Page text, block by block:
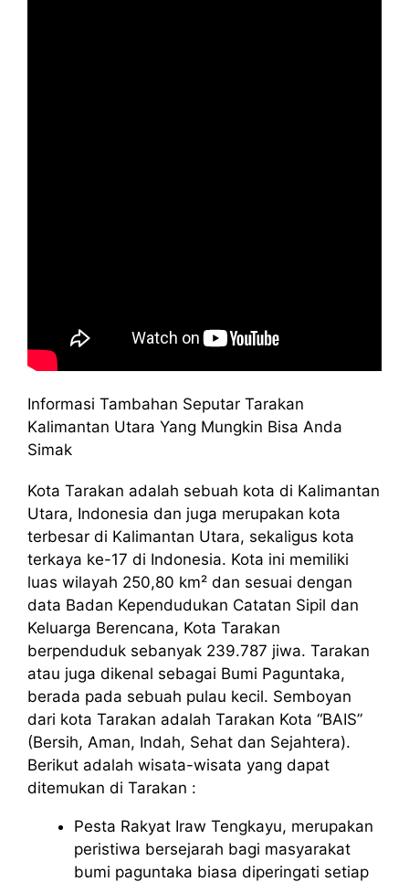
Informasi Tambahan Seputar Tarakan
Kalimantan Utara Yang Mungkin Bisa Anda
Simak
Kota Tarakan adalah sebuah kota di Kalimantan
Utara, Indonesia dan juga merupakan kota
terbesar di Kalimantan Utara, sekaligus kota
terkaya ke-17 di Indonesia. Kota ini memiliki
luas wilayah 250,80 km² dan sesuai dengan
data Badan Kependudukan Catatan Sipil dan
Keluarga Berencana, Kota Tarakan
berpenduduk sebanyak 239.787 jiwa. Tarakan
atau juga dikenal sebagai Bumi Paguntaka,
berada pada sebuah pulau kecil. Semboyan
dari kota Tarakan adalah Tarakan Kota “BAIS”
(Bersih, Aman, Indah, Sehat dan Sejahtera).
Berikut adalah wisata-wisata yang dapat
ditemukan di Tarakan :
Pesta Rakyat Iraw Tengkayu, merupakan
peristiwa bersejarah bagi masyarakat
bumi paguntaka biasa diperingati setiap